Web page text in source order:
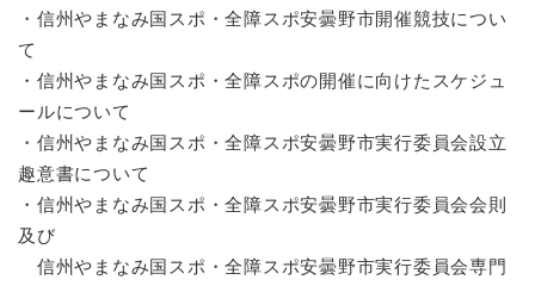
・信州やまなみ国スポ・全障スポ安曇野市開催競技につい
て
・信州やまなみ国スポ・全障スポの開催に向けたスケジュ
ールについて
・信州やまなみ国スポ・全障スポ安曇野市実行委員会設立
趣意書について
・信州やまなみ国スポ・全障スポ安曇野市実行委員会会則
及び
信州やまなみ国スポ・全障スポ安曇野市実行委員会専門